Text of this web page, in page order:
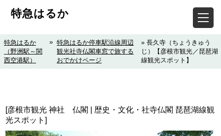
特急はるか
特急はるか
（野洲駅～関
西空港駅）
» 特急はるか停車駅沿線周辺
観光社寺仏閣車窓で旅する
おでかけページ
» 長久寺（ちょうきゅう
じ）【彦根市観光／琵琶湖
線観光スポット】
[彦根市観光 神社 仏閣 | 歴史・文化・社寺仏閣 琵琶湖線観
光スポット]